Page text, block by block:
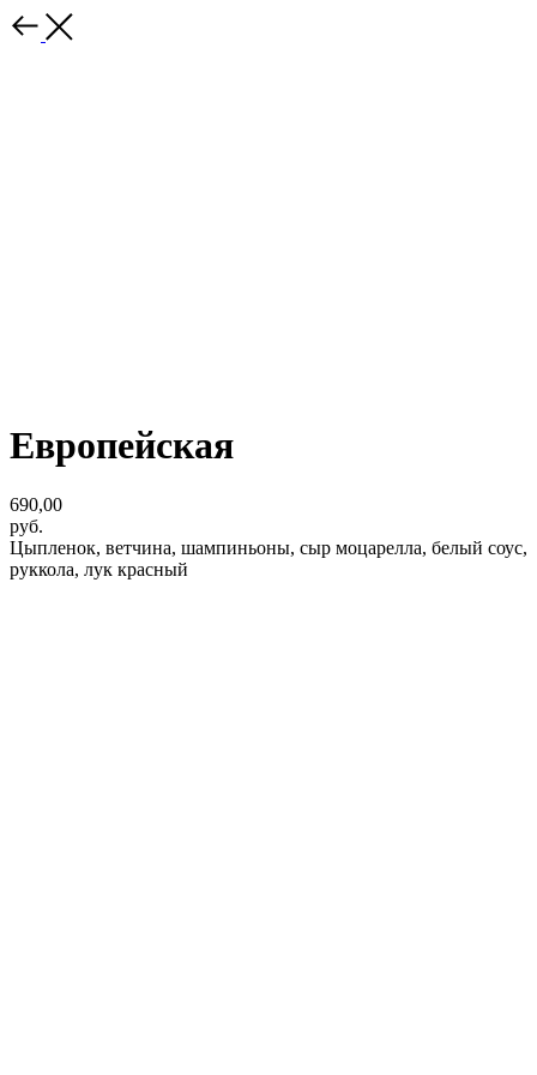
Европейская
690,00
руб.
Цыпленок, ветчина, шампиньоны, сыр моцарелла, белый соус,
руккола, лук красный